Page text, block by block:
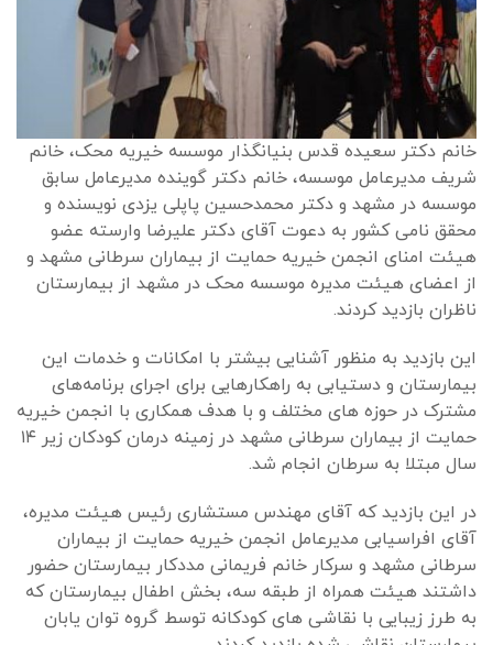
خانم دکتر سعیده قدس بنیانگذار موسسه خیریه محک، خانم
شریف مدیرعامل موسسه، خانم دکتر گوینده مدیرعامل سابق
موسسه در مشهد و دکتر محمدحسین پاپلی یزدی نویسنده و
محقق نامی کشور به دعوت آقای دکتر علیرضا وارسته عضو
هیئت امنای انجمن خیریه حمایت از بیماران سرطانی مشهد و
از اعضای هیئت مدیره موسسه محک در مشهد از بیمارستان
ناظران بازدید کردند.
این بازدید به منظور آشنایی بیشتر با امکانات و خدمات این
بیمارستان و دستیابی به راهکارهایی برای اجرای برنامه‌های
مشترک در حوزه های مختلف و با هدف همکاری با انجمن خیریه
حمایت از بیماران سرطانی مشهد در زمینه درمان کودکان زیر ۱۴
سال مبتلا به سرطان انجام شد.
در این بازدید که آقای مهندس مستشاری رئیس هیئت مدیره،
آقای افراسیابی مدیرعامل انجمن خیریه حمایت از بیماران
سرطانی مشهد و سرکار خانم فریمانی مددکار بیمارستان حضور
داشتند هیئت همراه از طبقه سه، بخش اطفال بیمارستان که
به طرز زیبایی با نقاشی های کودکانه توسط گروه توان یابان